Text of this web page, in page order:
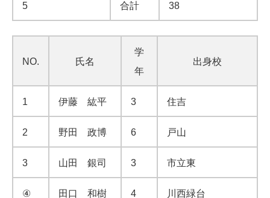
5 合計 38
NO. 氏名
学
年
出身校
1 伊藤 紘平 3 住吉
2 野田 政博 6 戸山
3 山田 銀司 3 市立東
④ 田口 和樹 4 川西緑台